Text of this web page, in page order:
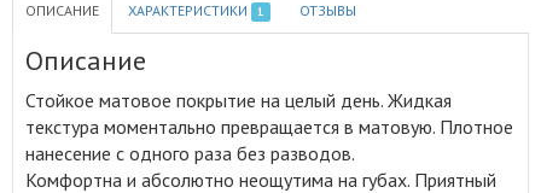
ОПИСАНИЕ ХАРАКТЕРИСТИКИ 1 ОТЗЫВЫ
Описание
Стойкое матовое покрытие на целый день. Жидкая
текстура моментально превращается в матовую. Плотное
нанесение с одного раза без разводов.
Комфортна и абсолютно неощутима на губах. Приятный